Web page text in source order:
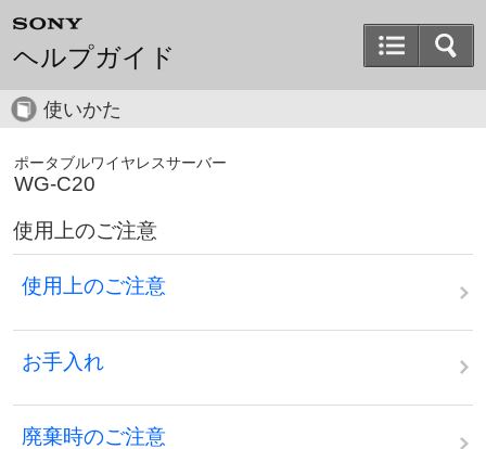
ヘルプガイド
使いかた
ポータブルワイヤレスサーバー
WG-C20
使用上のご注意
使用上のご注意
お手入れ
廃棄時のご注意